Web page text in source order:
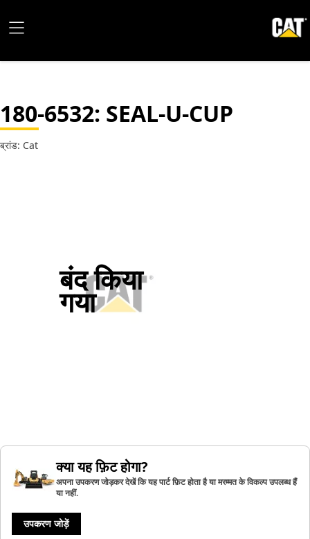
180-6532: SEAL-U-CUP
ब्रांड: Cat
बंद किया
गया
क्या यह फ़िट होगा?
अपना उपकरण जोड़कर देखें कि यह पार्ट फ़िट होता है या मरम्मत के विकल्प उपलब्ध हैं
या नहीं.
उपकरण जोड़ें